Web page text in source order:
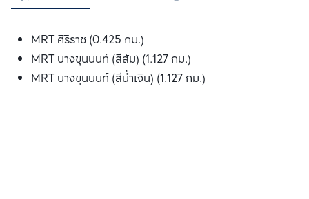
MRT ศิริราช (0.425 กม.)
MRT บางขุนนนท์ (สีส้ม) (1.127 กม.)
MRT บางขุนนนท์ (สีน้ำเงิน) (1.127 กม.)